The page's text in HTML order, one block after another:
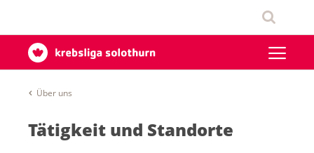
Über uns
Tätigkeit und Standorte